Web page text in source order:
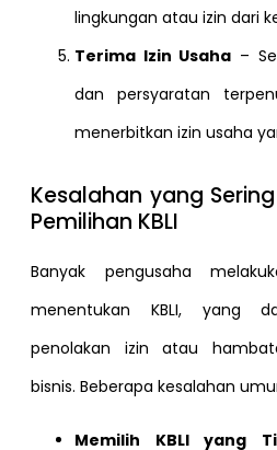
lingkungan atau izin dari
Terima Izin Usaha –
dan persyaratan
menerbitkan izin usaha
Kesalahan yang
Pemilihan KBLI
Banyak pengusaha
menentukan KBLI, yang
penolakan izin atau
bisnis. Beberapa kesalahan
Memilih KBLI yang